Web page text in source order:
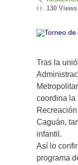
130 Views
Tras la
coordina la
Caguán,
infantil.
Así lo
programa